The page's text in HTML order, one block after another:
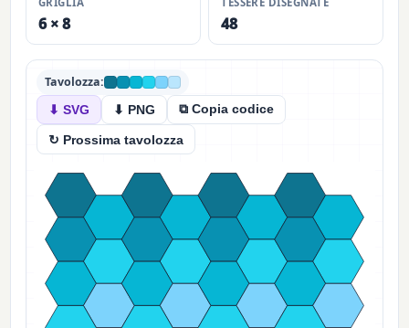
6 × 8 48
Tavolozza:
⬇ SVG ⬇ PNG ⧉ Copia codice
↻ Prossima tavolozza